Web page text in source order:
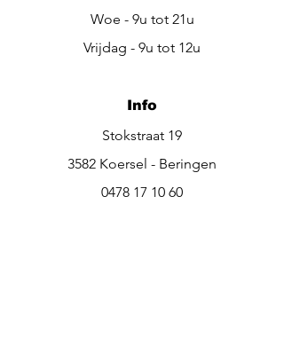
Woe - 9u tot 21u
Vrijdag - 9u tot 12u
Info
Stokstraat 19
3582 Koersel - Beringen
0478 17 10 60